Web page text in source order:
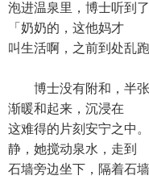
泡进温泉里，博士听到
「奶奶的，这他妈才
叫生活啊，之前到处乱
博士没有附和，半张
渐暖和起来，沉浸在
这难得的片刻安宁之中
静，她搅动泉水，走到
石墙旁边坐下，隔着石